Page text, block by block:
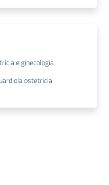
e ginecologia
ostetricia